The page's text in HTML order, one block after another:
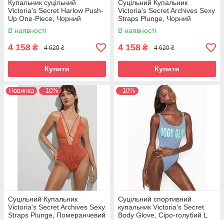
Купальник суцільний
Victoria's Secret Harlow Push-
Up One-Piece, Чорний
В наявності
4 158 ₴ 4 620 ₴
Купити
Cуцільний Купальник
Victoria's Secret Archives Sexy
Straps Plunge, Чорний
В наявності
4 158 ₴ 4 620 ₴
Купити
Новинка –10%
Cуцільний Купальник
Victoria's Secret Archives Sexy
Straps Plunge, Померанчевий
–10%
Суцільний спортивний
купальник Victoria's Secret
Body Glove, Сіро-голубий L